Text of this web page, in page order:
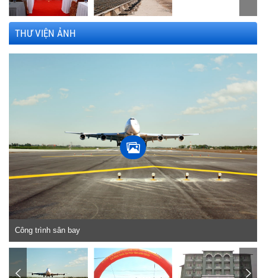
THƯ VIỆN ẢNH
Công trình sân bay